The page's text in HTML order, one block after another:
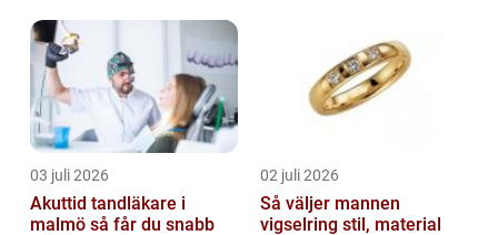
03 juli 2026
Akuttid tandläkare i
malmö så får du snabb
02 juli 2026
Så väljer mannen
vigselring stil, material